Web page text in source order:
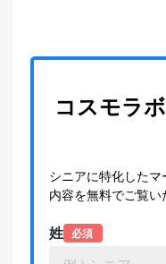
コスモラ
シニアに特化した
内容を無料でご覧い